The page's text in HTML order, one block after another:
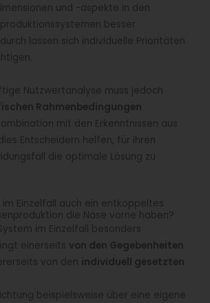
und -aspekte in den
besser
lassen sich individuelle Prioritäten
Nutzwertanalyse muss jedoch
Rahmenbedingungen
mit den Erkenntnissen aus
Entscheidern helfen, für ihren
die optimale Lösung zu
Einzelfall auch ein entkoppeltes
die Nase vorne haben?
im Einzelfall besonders
einerseits von den Gegebenheiten
von den individuell gesetzten
beispielsweise über eine eigene